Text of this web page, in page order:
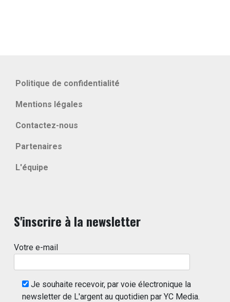
Politique de confidentialité
Mentions légales
Contactez-nous
Partenaires
L'équipe
S'inscrire à la newsletter
Votre e-mail
Je souhaite recevoir, par voie électronique la
newsletter de L'argent au quotidien par YC Media.